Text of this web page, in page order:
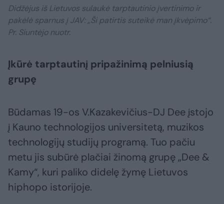
Didžėjus iš Lietuvos sulaukė tarptautinio įvertinimo ir
pakėlė sparnus į JAV: „Ši patirtis suteikė man įkvėpimo“.
Pr. Siuntėjo nuotr.
Įkūrė tarptautinį pripažinimą pelniusią
grupę
Būdamas 19-os V.Kazakevičius-DJ Dee įstojo
į Kauno technologijos universitetą, muzikos
technologijų studijų programą. Tuo pačiu
metu jis subūrė plačiai žinomą grupę „Dee &
Kamy“, kuri paliko didelę žymę Lietuvos
hiphopo istorijoje.